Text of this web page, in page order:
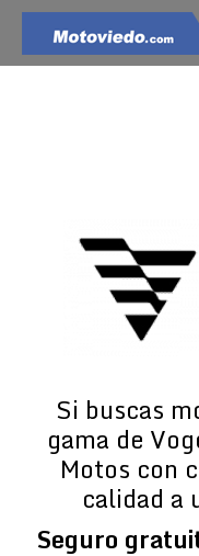
Si buscas
gama de
Motos con
calidad a
Seguro